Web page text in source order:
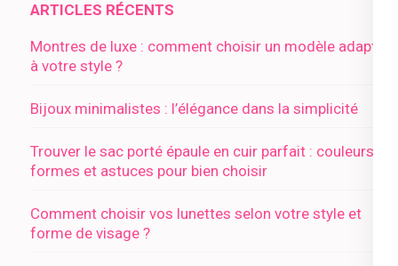
ARTICLES RÉCENTS
Montres de luxe : comment choisir un modèle adapté
à votre style ?
Bijoux minimalistes : l’élégance dans la simplicité
Trouver le sac porté épaule en cuir parfait : couleurs,
formes et astuces pour bien choisir
Comment choisir vos lunettes selon votre style et
forme de visage ?